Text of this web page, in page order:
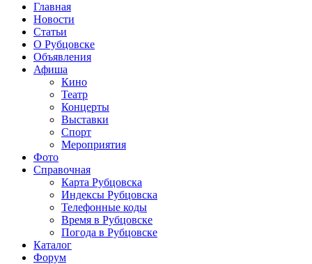
Главная
Новости
Статьи
О Рубцовске
Объявления
Афиша
Кино
Театр
Концерты
Выставки
Спорт
Мероприятия
Фото
Справочная
Карта Рубцовска
Индексы Рубцовска
Телефонные коды
Время в Рубцовске
Погода в Рубцовске
Каталог
Форум